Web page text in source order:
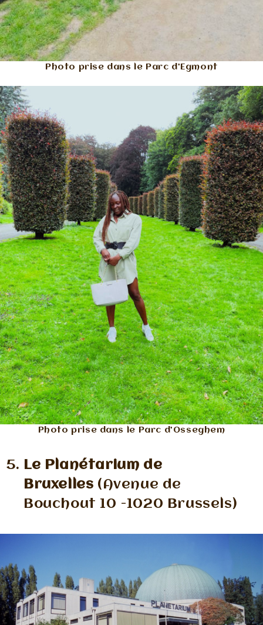
Photo prise dans le Parc d’Egmont
Photo prise dans le Parc d’Osseghem
Le Planétarium de
Bruxelles (Avenue de
Bouchout 10 -1020 Brussels)